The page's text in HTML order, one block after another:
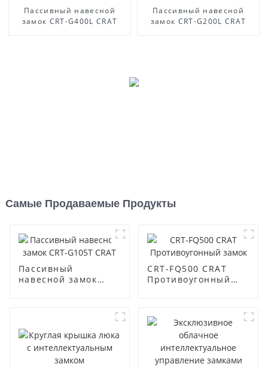
Пассивный навесной
замок CRT-G400L CRAT
Пассивный навесной
замок CRT-G200L CRAT
Самые Продаваемые Продукты
Пассивный
навесной замок
CRT-FQ500 CRAT
Противоугонный